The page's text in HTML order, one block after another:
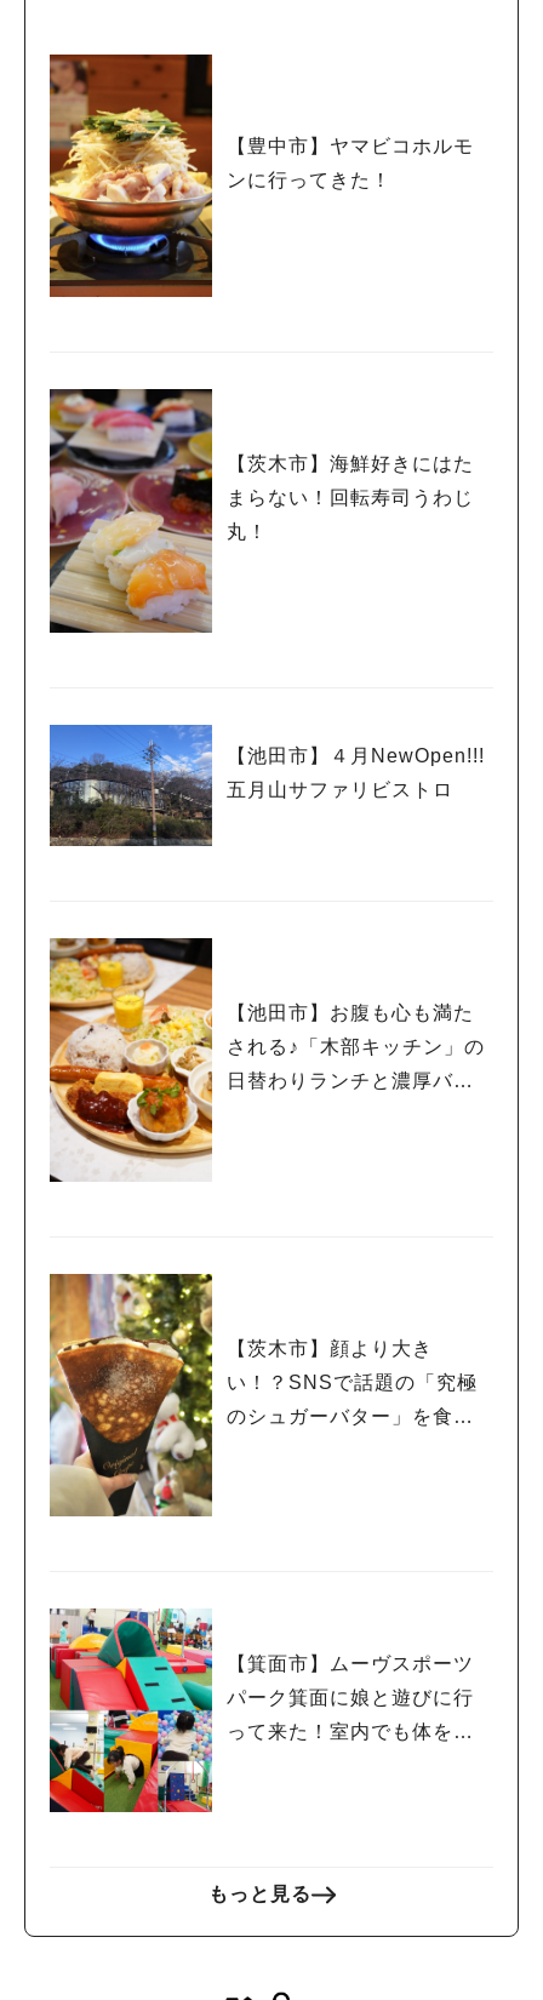
【豊中市】ヤマビコホルモ
ンに行ってきた！
【茨木市】海鮮好きにはた
まらない！回転寿司うわじ
丸！
【池田市】４月NewOpen!!!
五月山サファリビストロ
【池田市】お腹も心も満た
される♪「木部キッチン」の
日替わりランチと濃厚バス
【茨木市】顔より大き
い！？SNSで話題の「究極
のシュガーバター」を食べ
【箕面市】ムーヴスポーツ
パーク箕面に娘と遊びに行
って来た！室内でも体を動
もっと見る